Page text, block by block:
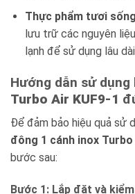
Thực phẩm tươi
lưu trữ các nguyên
lạnh để sử dụng lâu
Hướng dẫn sử dụng
Turbo Air KUF9-1
Để đảm bảo hiệu quả sử
đông 1 cánh inox Turbo
bước sau:
Bước 1: Lắp đặt và